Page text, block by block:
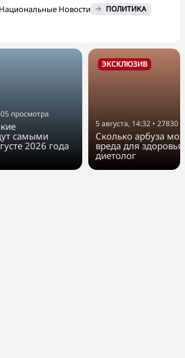
Новости ПОЛИТИКА
просмотра
самыми
2026 года
ЭКСКЛЮЗИВ
5 августа, 14:32 • 27830
Сколько арбуза
вреда для
диетолог